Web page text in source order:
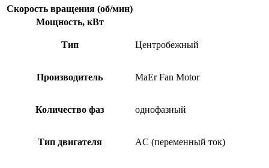
Скорость вращения (об/мин)
Мощность, кВт
Тип Центробежный
Производитель MaEr Fan Motor
Количество фаз однофазный
Тип двигателя AC (переменный ток)